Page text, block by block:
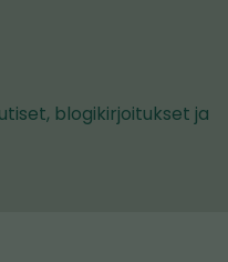
blogikirjoitukset ja